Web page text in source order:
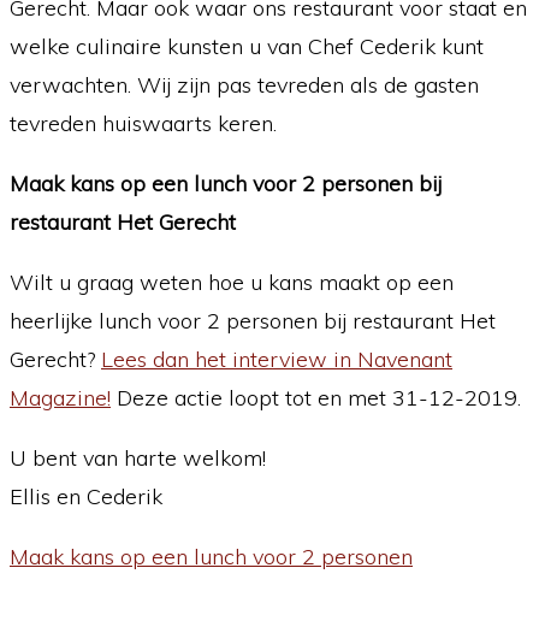
Gerecht. Maar ook waar ons restaurant voor staat en
welke culinaire kunsten u van Chef Cederik kunt
verwachten. Wij zijn pas tevreden als de gasten
tevreden huiswaarts keren.
Maak kans op een lunch voor 2 personen bij
restaurant Het Gerecht
Wilt u graag weten hoe u kans maakt op een
heerlijke lunch voor 2 personen bij restaurant Het
Gerecht? Lees dan het interview in Navenant
Magazine! Deze actie loopt tot en met 31-12-2019.
U bent van harte welkom!
Ellis en Cederik
Maak kans op een lunch voor 2 personen